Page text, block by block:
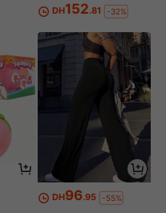
DH152.81 -32%
DH96.95 -55%